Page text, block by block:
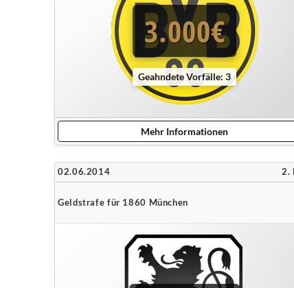
3.000€
Geahndete Vorfälle: 3
Mehr Informationen
02.06.2014 2.
Geldstrafe für 1860 München